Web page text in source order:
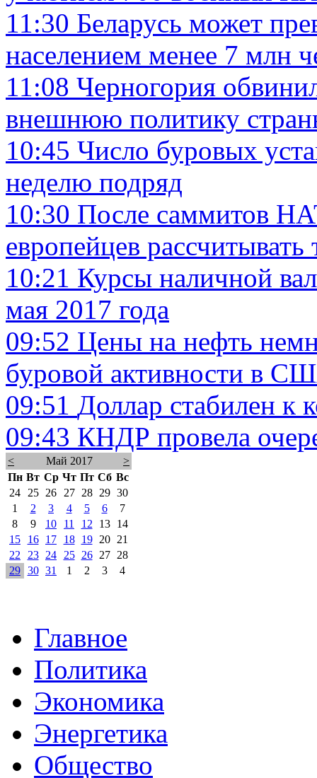
11:30 Беларусь может
населением менее 7 млн
11:08 Черногория
внешнюю политику
10:45 Число буровых
неделю подряд
10:30 После саммитов
европейцев
10:21 Курсы наличной
мая 2017 года
09:52 Цены на нефть
буровой активности в
09:51 Доллар стабилен к
09:43 КНДР провела
< Май 2017
>
Пн Вт Ср Чт Пт Сб Вс
24
25 26 27 28 29 30
1
2 3 4 5 6
7
8
9 10 11 12 13
14
15
16 17 18 19 20
21
22
23 24 25 26 27
28
29 30 31 1 2 3 4
Главное
Политика
Экономика
Энергетика
Общество